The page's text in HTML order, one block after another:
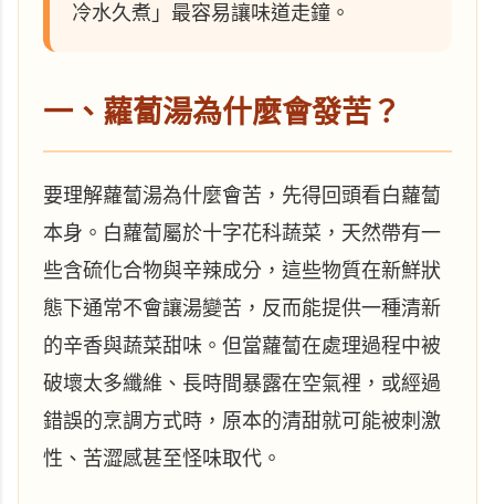
冷水久煮」最容易讓味道走鐘。
一、蘿蔔湯為什麼會發苦？
要理解蘿蔔湯為什麼會苦，先得回頭看白蘿蔔
本身。白蘿蔔屬於十字花科蔬菜，天然帶有一
些含硫化合物與辛辣成分，這些物質在新鮮狀
態下通常不會讓湯變苦，反而能提供一種清新
的辛香與蔬菜甜味。但當蘿蔔在處理過程中被
破壞太多纖維、長時間暴露在空氣裡，或經過
錯誤的烹調方式時，原本的清甜就可能被刺激
性、苦澀感甚至怪味取代。